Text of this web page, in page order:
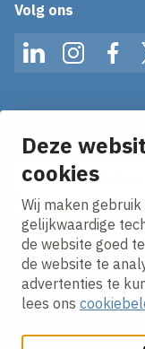
Deze
cookies
Wij maken
gelijkwaardige
de website goed
de website te
advertenties te
lees ons
Volg ons
LinkedInInstagram
Ontvang onze
E-mailadres
Ik ga akkoord